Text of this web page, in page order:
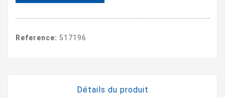
Reference: 517196
Détails du produit